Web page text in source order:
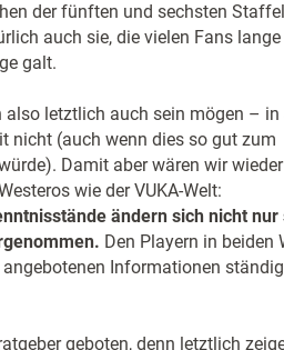
der fünften und sechsten
auch sie, die vielen Fans
galt.
letztlich auch sein mögen – in
nicht (auch wenn dies so gut zum
Damit aber wären wir
wie der VUKA-Welt:
ändern sich nicht
Den Playern in beiden
Informationen
geboten, denn letztlich